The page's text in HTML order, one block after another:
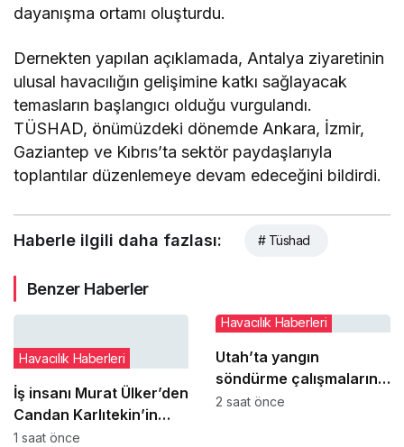
dayanışma ortamı oluşturdu.
Dernekten yapılan açıklamada, Antalya ziyaretinin
ulusal havacılığın gelişimine katkı sağlayacak
temasların başlangıcı olduğu vurgulandı.
TÜSHAD, önümüzdeki dönemde Ankara, İzmir,
Gaziantep ve Kıbrıs’ta sektör paydaşlarıyla
toplantılar düzenlemeye devam edeceğini bildirdi.
Haberle ilgili daha fazlası: # Tüshad
Benzer Haberler
İş insanı Murat Ülker’den
Candan Karlıtekin’in
THY ile ilgili kaleme
Havacılık Haberleri
1 saat önce
Utah’ta yangın
söndürme çalışmalarına
katılan helikopter düştü:
Havacılık Haberleri
2 saat önce